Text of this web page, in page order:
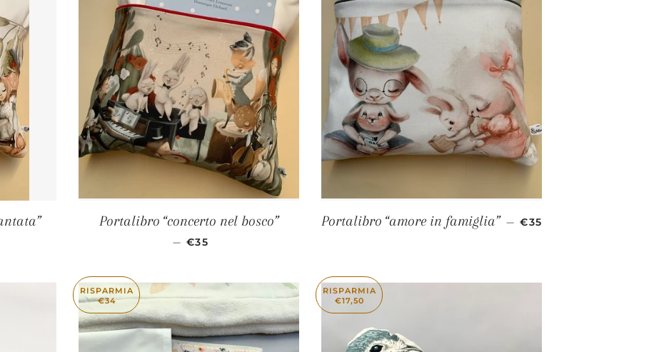
LISTINO
Portalibro “concerto nel bosco”
— PREZZO DI LISTINO
€35
Portalibro “amore in famiglia” — PREZZO DI LISTINO
€35
RISPARMIA
€34
RISPARMIA
€17,50